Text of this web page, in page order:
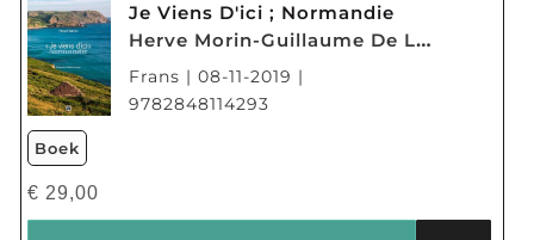
Je Viens D'ici ; Normandie
Herve Morin-Guillaume De Laubier
Frans | 08-11-2019 |
9782848114293
Boek
€ 29,00